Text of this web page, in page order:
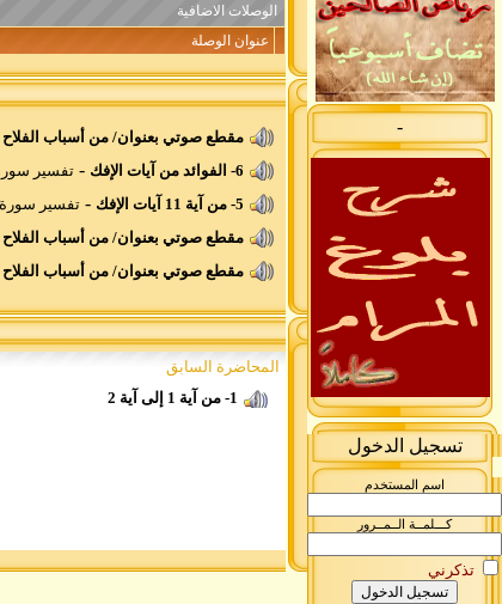
-
تسجيل الدخول
اسم المستخدم
كـــلمــة الــمــرور
تذكرني
الوصلات الاضافية
عنوان الوصلة
مقطع صوتي بعنوان/ من أسباب الفلاح 8
6- الفوائد من آيات الإفك
- تفسير سورة
5- من آية 11 آيات الإفك
- تفسير سورة
مقطع صوتي بعنوان/ من أسباب الفلاح 7
مقطع صوتي بعنوان/ من أسباب الفلاح 6
المحاضرة السابق
1- من آية 1 إلى آية 2